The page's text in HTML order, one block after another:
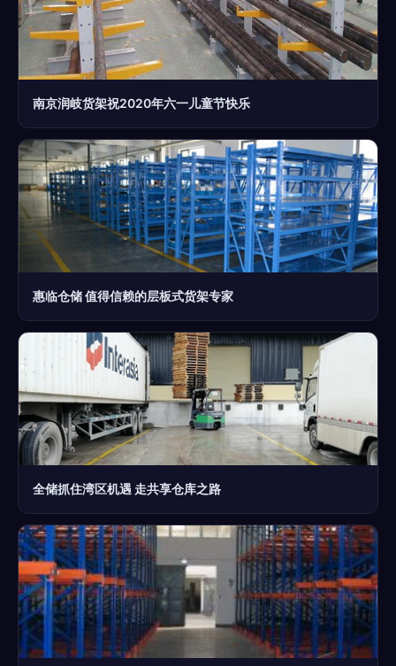
南京润岐货架祝2020年六一儿童节快乐
惠临仓储 值得信赖的层板式货架专家
全储抓住湾区机遇 走共享仓库之路